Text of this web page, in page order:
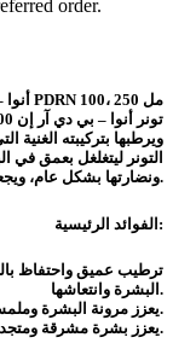
order.
أنوا – تونر معزز بحمض الهيالورونيك PDRN 100، 250 مل
ويرطبها بتركيبته
التونر ليتغلغل بعمق
ونضارتها بشكل عام، ويجعله إضافة مثالية لأي روتين للعناية بالبشرة.
الفوائد الرئيسية:
ترطيب عميق واحتفاظ
البشرة وانتعاشها.
يعزز مرونة البشرة وملمسها: يساعد على تحسين تماسك البشرة ونعومتها.
يعزز بشرة مشرقة ومتجددة: يدعم مظهرًا متوهجًا وصحيًا.